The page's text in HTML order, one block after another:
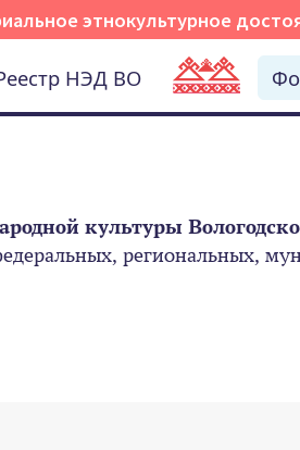
этнокультурное
НЭД ВО
культуры
региональных,